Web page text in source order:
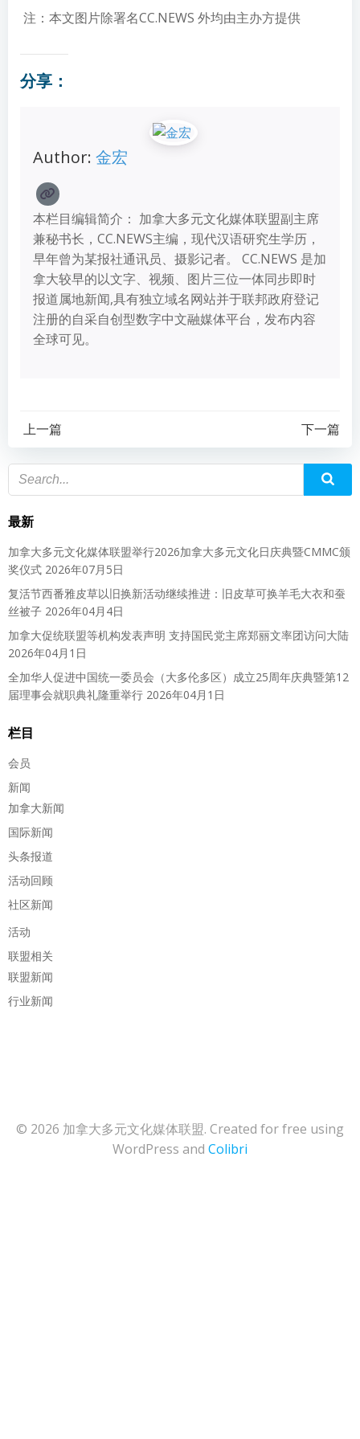
注：本文图片除署名CC.NEWS 外均由主办方提供
分享 ：
Author: 金宏
本栏目编辑简介： 加拿大多元文化媒体联盟副主席
兼秘书长，CC.NEWS主编，现代汉语研究生学历，
早年曾为某报社通讯员、摄影记者。 CC.NEWS 是加
拿大较早的以文字、视频、图片三位一体同步即时
报道属地新闻,具有独立域名网站并于联邦政府登记
注册的自采自创型数字中文融媒体平台，发布内容
全球可见。
上一篇 下一篇
最新
加拿大多元文化媒体联盟举行2026加拿大多元文化日庆典暨CMMC颁
奖仪式 2026年07月5日
复活节西番雅皮草以旧换新活动继续推进：旧皮草可换羊毛大衣和蚕
丝被子 2026年04月4日
加拿大促统联盟等机构发表声明 支持国民党主席郑丽文率团访问大陆
2026年04月1日
全加华人促进中国统一委员会（大多伦多区）成立25周年庆典暨第12
届理事会就职典礼隆重举行 2026年04月1日
栏目
会员
新闻
加拿大新闻
国际新闻
头条报道
活动回顾
社区新闻
活动
联盟相关
联盟新闻
行业新闻
© 2026 加拿大多元文化媒体联盟. Created for free using
WordPress and Colibri